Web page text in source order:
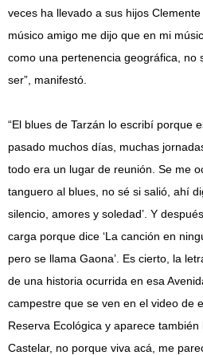
veces ha llevado a sus hijos
músico amigo me dijo que en mi
como una pertenencia geográfica, no
ser”, manifestó.
“El blues de Tarzán lo escribí porque
pasado muchos días, muchas
todo era un lugar de reunión. Se me
tanguero al blues, no sé si salió, ahí
silencio, amores y soledad’. Y
carga porque dice ‘La canción en
pero se llama Gaona’. Es cierto, la
de una historia ocurrida en esa
campestre que se ven en el video de
Reserva Ecológica y aparece
Castelar, no porque viva acá, me